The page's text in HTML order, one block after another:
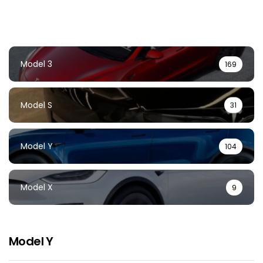
Model 3 169
Model S 31
Model Y 104
Model X 9
Model Y